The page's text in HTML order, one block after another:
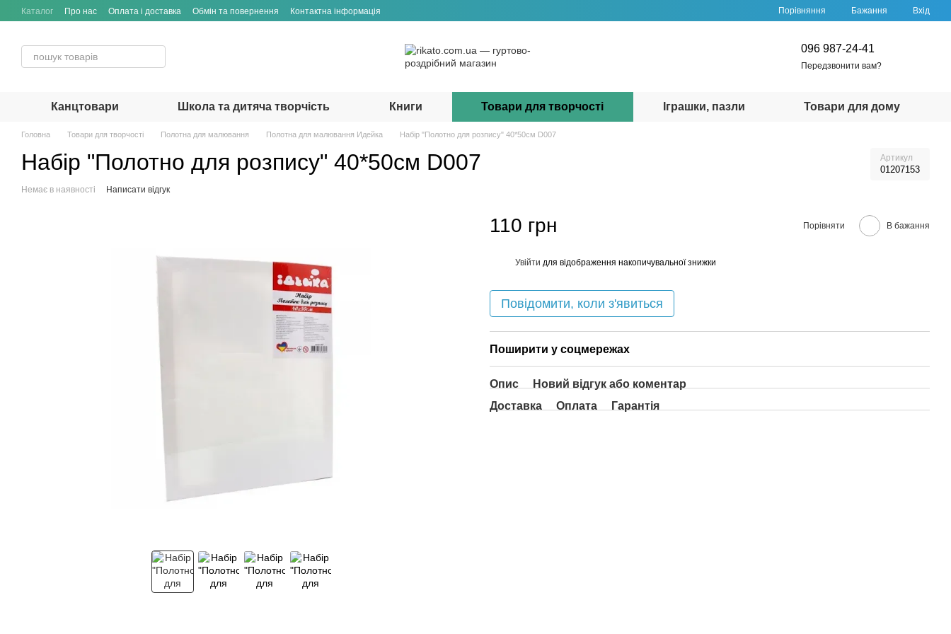
Перейти до основного контенту
Каталог Про нас Оплата і доставка Обмін та повернення Контактна інформація Порівняння Бажання Вхід
096 987-24-41
Передзвонити вам?
Канцтовари Школа та дитяча творчість Книги Товари для творчості Іграшки, пазли Товари для дому
Головна Товари для творчості Полотна для малювання Полотна для малювання Идейка Набір "Полотно для розпису" 40*50см D007
Набір "Полотно для розпису" 40*50см D007 Артикул
01207153
Немає в наявності Написати відгук
110 грн Порівняти В бажання
Увійти для відображення накопичувальної знижки
Повідомити, коли з'явиться
Поширити у соцмережах
Опис
Новий відгук або коментар
Доставка
Оплата Гарантія